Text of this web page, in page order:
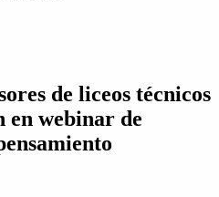
de liceos técnicos
en webinar de